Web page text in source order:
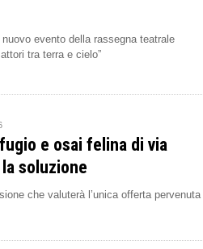
evento della rassegna teatrale
tra terra e cielo”
e osai felina di via
soluzione
che valuterà l’unica offerta pervenuta